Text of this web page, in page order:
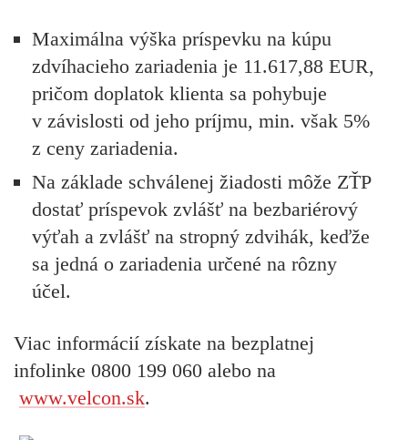
Maximálna výška príspevku na kúpu
zdvíhacieho zariadenia je 11.617,88 EUR,
pričom doplatok klienta sa pohybuje
v závislosti od jeho príjmu, min. však 5%
z ceny zariadenia.
Na základe schválenej žiadosti môže ZŤP
dostať príspevok zvlášť na bezbariérový
výťah a zvlášť na stropný zdvihák, keďže
sa jedná o zariadenia určené na rôzny
účel.
Viac informácií získate na bezplatnej
infolinke 0800 199 060 alebo na
www.velcon.sk.